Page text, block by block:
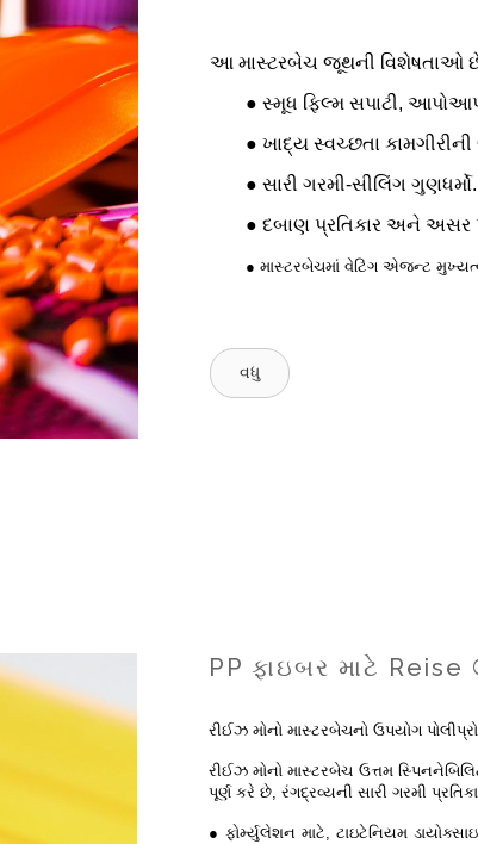
આ માસ્ટરબેચ જૂથની વિશેષતાઓ
● સ્મૂધ ફિલ્મ સપાટી,
● ખાદ્ય સ્વચ્છતા
● સારી ગરમી-સીલિંગ ગુણધર્મો.
● દબાણ પ્રતિકાર અને અસર
● માસ્ટરબેચમાં વેટિંગ એજન્ટ
વધુ
PP ફાઇબર માટે Reise
રીઈઝ મોનો માસ્ટરબેચનો ઉપયોગ
રીઈઝ મોનો માસ્ટરબેચ ઉત્તમ
પૂર્ણ કરે છે, રંગદ્રવ્યની સારી ગરમી
● ફોર્મ્યુલેશન માટે, ટાઇટેનિયમ